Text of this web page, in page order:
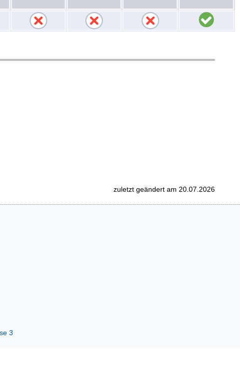
zuletzt geändert am 20.07.2026
3